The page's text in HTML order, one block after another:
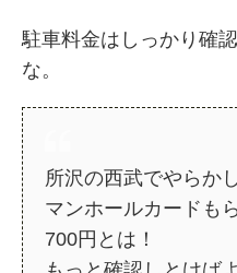
駐車料金はしっかり確
な。
所沢の西武でやらか
マンホールカードも
700円とは！